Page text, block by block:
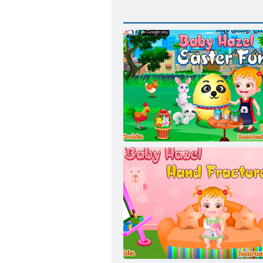
Kūdikių Šviesiai ruda Velykų Pramogos